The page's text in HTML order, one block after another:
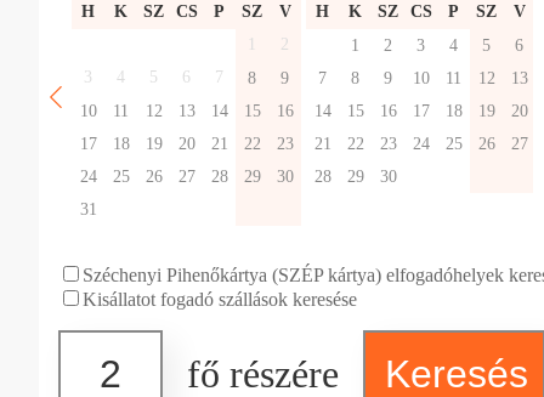
H
K SZ CS P SZ
V
1
2
3
4 5 6 7 8
9
10
11 12 13 14 15
16
17
18 19 20 21 22
23
24
25 26 27 28 29
30
31
H
K SZ CS P SZ
V
1
2 3 4 5
6
7
8 9 10 11 12
13
14
15 16 17 18 19
20
21
22 23 24 25 26
27
28
29 30
Széchenyi Pihenőkártya (SZÉP kártya) elfogadóhelyek
Kisállatot fogadó szállások keresése
fő részére